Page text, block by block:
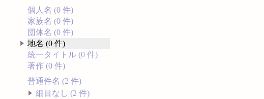
個人名 (0 件)
家族名 (0 件)
団体名 (0 件)
地名 (0 件)
統一タイトル (0 件)
著作 (0 件)
普通件名 (2 件)
細目なし (2 件)